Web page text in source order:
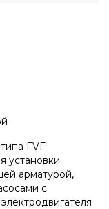
FVF
установки
арматурой,
с